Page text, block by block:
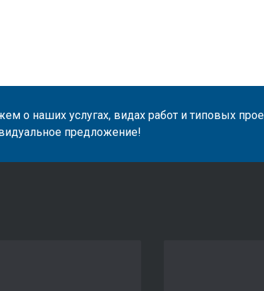
о наших услугах, видах работ и типовых
предложение!